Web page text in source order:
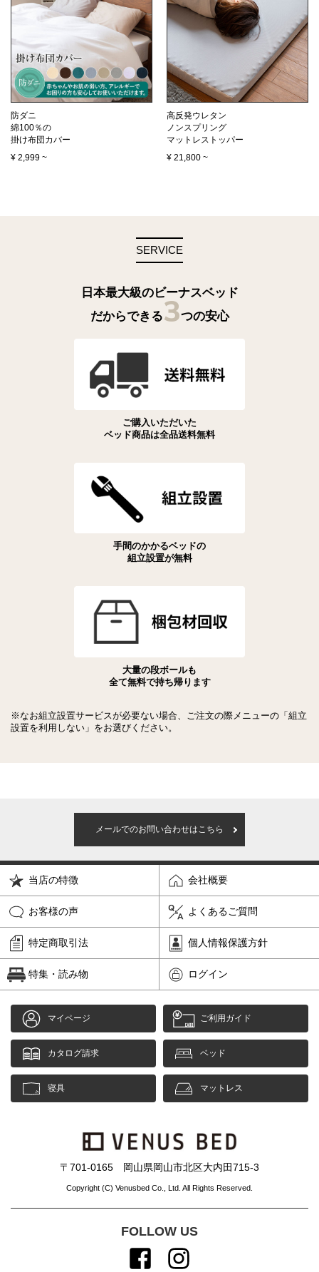
防ダニ
綿100％の
掛け布団カバー
¥ 2,999 ~
高反発ウレタン
ノンスプリング
マットレストッパー
¥ 21,800 ~
SERVICE
日本最大級のビーナスベッド
だからできる3つの安心
ご購入いただいた
ベッド商品は全品送料無料
手間のかかるベッドの
組立設置が無料
大量の段ボールも
全て無料で持ち帰ります
※なお組立設置サービスが必要ない場合、ご注文の際メニューの「組立
設置を利用しない」をお選びください。
メールでのお問い合わせはこちら
当店の特徴 会社概要
お客様の声 よくあるご質問
特定商取引法 個人情報保護方針
特集・読み物 ログイン
マイページ ご利用ガイド
カタログ請求 ベッド
寝具 マットレス
〒701-0165 岡山県岡山市北区大内田715-3
Copyright (C) Venusbed Co., Ltd. All Rights Reserved.
FOLLOW US